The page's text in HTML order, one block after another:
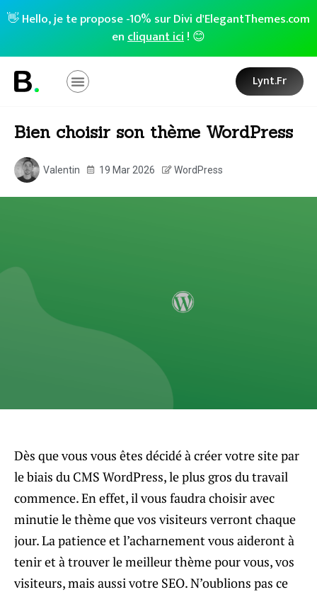
👋 Hello, je te propose -10% sur Divi d'ElegantThemes.com
encliquant ici! 😊
Lynt.fr
Bien choisir son thème WordPress
Valentin 19 Mar 2026 WordPress
Dès que vous vous êtes décidé à créer votre site par
le biais du CMS WordPress, le plus gros du travail
commence. En effet, il vous faudra choisir avec
minutie le thème que vos visiteurs verront chaque
jour. La patience et l’acharnement vous aideront à
tenir et à trouver le meilleur thème pour vous, vos
visiteurs, mais aussi votre SEO. N’oublions pas ce